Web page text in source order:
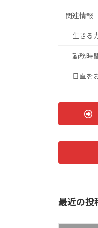
関連情報
生きる
勤務時
日直を
最近の投